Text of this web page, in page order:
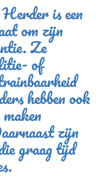
is een
om zijn
Ze
of
hebben ook
zijn
graag tijd